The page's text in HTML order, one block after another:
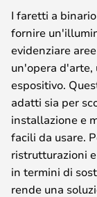
I faretti a
fornire
evidenziare
un'opera d'arte,
espositivo.
adatti sia per
installazione e
facili da usare.
ristrutturazioni
in termini di
rende una